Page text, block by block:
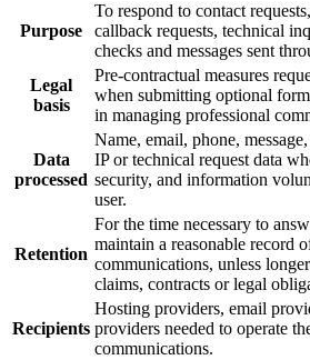
Purpose
To respond to contact
callback requests, technical
checks and messages sent
Legal
basis
Pre-contractual measures
when submitting optional
in managing professional
Data
processed
Name, email, phone,
IP or technical request data
security, and information
user.
Retention
For the time necessary to
maintain a reasonable record
communications, unless
claims, contracts or legal
Recipients
Hosting providers, email
providers needed to operate
communications.